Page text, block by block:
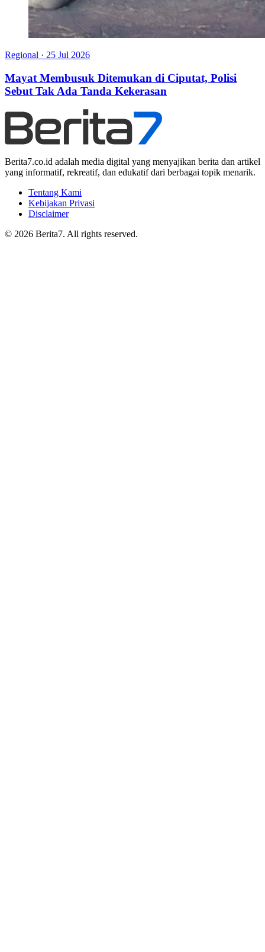
Regional · 25 Jul 2026
Mayat Membusuk Ditemukan di Ciputat, Polisi
Sebut Tak Ada Tanda Kekerasan
Berita7.co.id adalah media digital yang menyajikan berita dan artikel
yang informatif, rekreatif, dan edukatif dari berbagai topik menarik.
Tentang Kami
Kebijakan Privasi
Disclaimer
© 2026 Berita7. All rights reserved.